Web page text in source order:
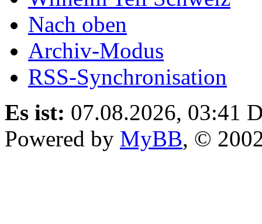
Nach oben
Archiv-Modus
RSS-Synchronisation
Es ist: 07.08.2026, 03:41
Powered by MyBB, ©